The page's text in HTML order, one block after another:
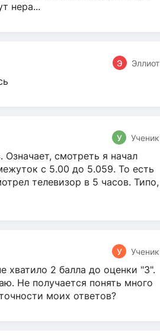
нера...
Э Эллиот
У Ученик
смотреть я начал
с 5.00 до 5.059. То есть
телевизор в 5 часов. Типо,
У Ученик
хватило 2 балла до оценки "3".
Не получается понять много
моих ответов?